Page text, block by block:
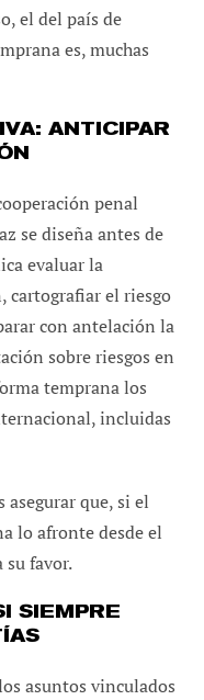
el del país de
es, muchas
ANTICIPAR
penal
se diseña antes de
evaluar la
cartografiar el riesgo
con antelación la
sobre riesgos en
temprana los
incluidas
que, si el
lo afronte desde el
su favor.
SIEMPRE
asuntos vinculados